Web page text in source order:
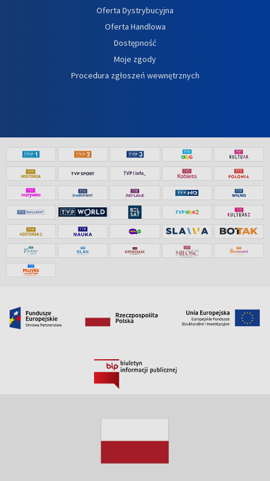
Oferta Dystrybucyjna
Oferta Handlowa
Dostępność
Moje zgody
Procedura zgłoszeń wewnętrznych